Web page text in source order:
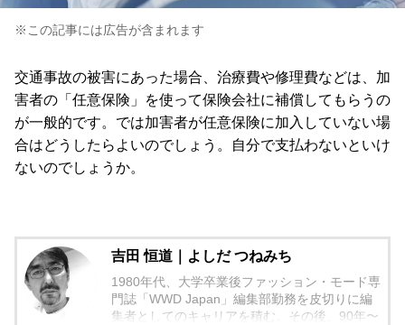
※この記事には広告が含まれます
交通事故の被害にあった場合、治療費や修理費などは、加
害者の「任意保険」を使って保険会社に補償してもらうの
が一般的です。では加害者が任意保険に加入していない場
合はどうしたらよいのでしょう。自分で支払わないといけ
ないのでしょうか。
吉田 恒道｜よしだ つねみち
1980年代、大学卒業後ファッション・モード専
門誌「WWD Japan」編集部勤務を皮切りに編
集者としてのキャリアを積む。その後、90年〜